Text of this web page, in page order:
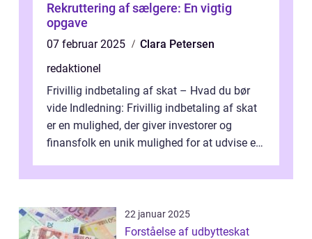
Rekruttering af sælgere: En vigtig
opgave
07 februar 2025
Clara Petersen
redaktionel
Frivillig indbetaling af skat – Hvad du bør
vide Indledning: Frivillig indbetaling af skat
er en mulighed, der giver investorer og
finansfolk en unik mulighed for at udvise et
22 januar 2025
Forståelse af udbytteskat